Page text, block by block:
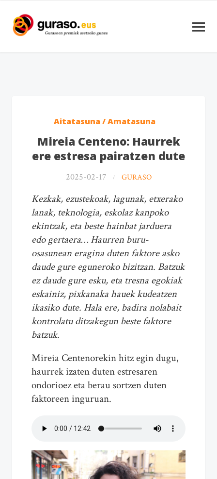
Aitatasuna / Amatasuna
Mireia Centeno: Haurrek
ere estresa pairatzen dute
2025-02-17 GURASO
Kezkak, ezustekoak, lagunak, etxerako
lanak, teknologia, eskolaz kanpoko
ekintzak, eta beste hainbat jarduera
edo gertaera… Haurren buru-
osasunean eragina duten faktore asko
daude gure eguneroko bizitzan. Batzuk
ez daude gure esku, eta tresna egokiak
eskainiz, pixkanaka hauek kudeatzen
ikasiko dute. Hala ere, badira nolabait
kontrolatu ditzakegun beste faktore
batzuk.
Mireia Centenorekin hitz egin dugu,
haurrek izaten duten estresaren
ondorioez eta berau sortzen duten
faktoreen inguruan.